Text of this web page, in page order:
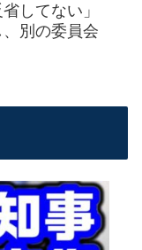
してない」
別の委員会